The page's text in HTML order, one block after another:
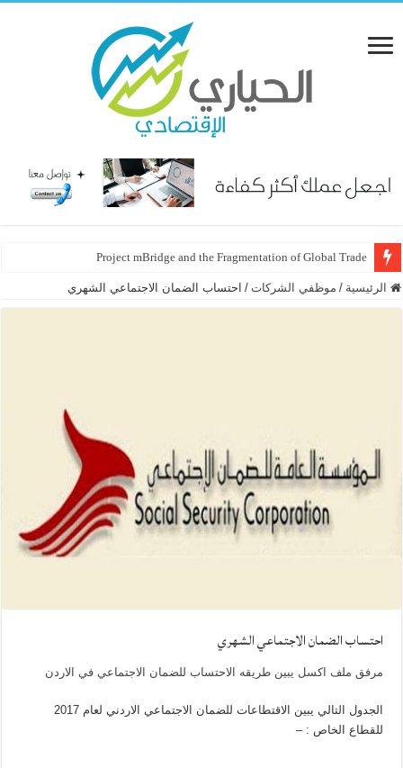
Project mBridge and the Fragmentation of Global Trade
الرئيسية / موظفي الشركات / احتساب الضمان الاجتماعي الشهري
احتساب الضمان الاجتماعي الشهري
مرفق ملف اكسل يبين طريقه الاحتساب للضمان الاجتماعي في الاردن
الجدول التالي يبين الاقتطاعات للضمان الاجتماعي الاردني لعام 2017
للقطاع الخاص : –